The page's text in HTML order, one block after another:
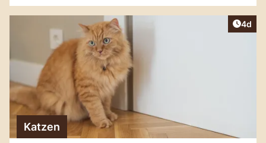
4d
Katzen